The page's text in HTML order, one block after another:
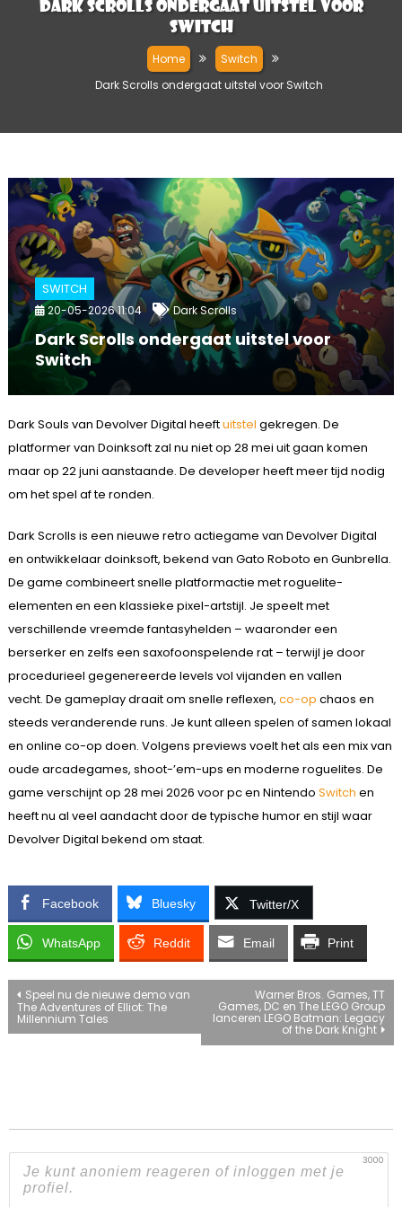
Dark Scrolls ondergaat uitstel voor
Switch
Home
Switch
Dark Scrolls ondergaat uitstel voor Switch
SWITCH
20-05-2026 11:04 Dark Scrolls
Dark Scrolls ondergaat uitstel voor
Switch
Dark Souls van Devolver Digital heeftuitstel gekregen. De
platformer van Doinksoft zal nu niet op 28 mei uit gaan komen
maar op 22 juni aanstaande. De developer heeft meer tijd nodig
om het spel af te ronden.
Dark Scrolls is een nieuwe retro actiegame van Devolver Digital
en ontwikkelaar doinksoft, bekend van Gato Roboto en Gunbrella.
De game combineert snelle platformactie met roguelite-
elementen en een klassieke pixel-artstijl. Je speelt met
verschillende vreemde fantasyhelden – waaronder een
berserker en zelfs een saxofoonspelende rat – terwijl je door
procedurieel gegenereerde levels vol vijanden en vallen
vecht. De gameplay draait om snelle reflexen, co-op chaos en
steeds veranderende runs. Je kunt alleen spelen of samen lokaal
en online co-op doen. Volgens previews voelt het als een mix van
oude arcadegames, shoot-’em-ups en moderne roguelites. De
game verschijnt op 28 mei 2026 voor pc en Nintendo Switch en
heeft nu al veel aandacht door de typische humor en stijl waar
Devolver Digital bekend om staat.
Facebook Bluesky Twitter/X
WhatsApp Reddit Email Print
Bericht
navigatie
Speel nu de nieuwe demo van
The Adventures of Elliot: The
Millennium Tales
Warner Bros. Games, TT
Games, DC en The LEGO Group
lanceren LEGO Batman: Legacy
of the Dark Knight
3000